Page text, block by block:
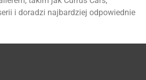
i doradzi najbardziej odpowiednie